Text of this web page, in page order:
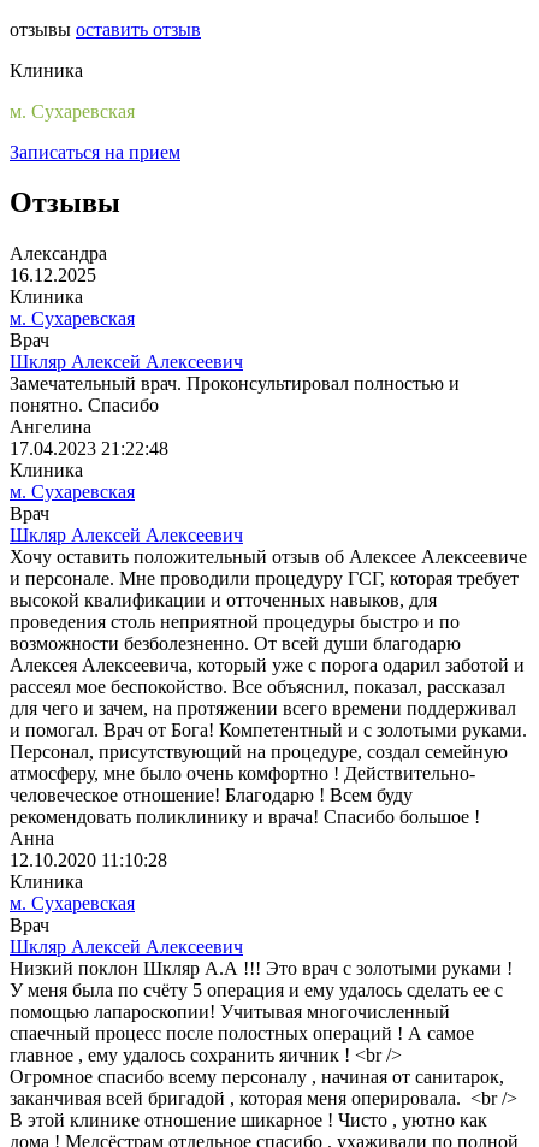
отзывы оставить отзыв
Клиника
м. Сухаревская
Записаться на прием
Отзывы
Александра
16.12.2025
Клиника
м. Сухаревская
Врач
Шкляр Алексей Алексеевич
Замечательный врач. Проконсультировал полностью и
понятно. Спасибо
Ангелина
17.04.2023 21:22:48
Клиника
м. Сухаревская
Врач
Шкляр Алексей Алексеевич
Хочу оставить положительный отзыв об Алексее Алексеевиче
и персонале. Мне проводили процедуру ГСГ, которая требует
высокой квалификации и отточенных навыков, для
проведения столь неприятной процедуры быстро и по
возможности безболезненно. От всей души благодарю
Алексея Алексеевича, который уже с порога одарил заботой и
рассеял мое беспокойство. Все объяснил, показал, рассказал
для чего и зачем, на протяжении всего времени поддерживал
и помогал. Врач от Бога! Компетентный и с золотыми руками.
Персонал, присутствующий на процедуре, создал семейную
атмосферу, мне было очень комфортно ! Действительно-
человеческое отношение! Благодарю ! Всем буду
рекомендовать поликлинику и врача! Спасибо большое !
Анна
12.10.2020 11:10:28
Клиника
м. Сухаревская
Врач
Шкляр Алексей Алексеевич
Низкий поклон Шкляр А.А !!! Это врач с золотыми руками !
У меня была по счёту 5 операция и ему удалось сделать ее с
помощью лапароскопии! Учитывая многочисленный
спаечный процесс после полостных операций ! А самое
главное , ему удалось сохранить яичник ! <br />
Огромное спасибо всему персоналу , начиная от санитарок,
заканчивая всей бригадой , которая меня оперировала. <br />
В этой клинике отношение шикарное ! Чисто , уютно как
дома ! Медсёстрам отдельное спасибо , ухаживали по полной